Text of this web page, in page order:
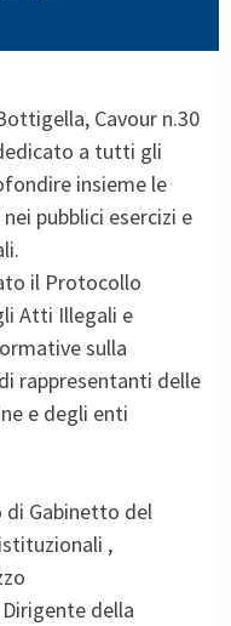
Cavour n.30
a tutti gli
insieme le
pubblici esercizi e
il Protocollo
Atti Illegali e
sulla
rappresentanti delle
e degli enti
di Gabinetto del
,
della